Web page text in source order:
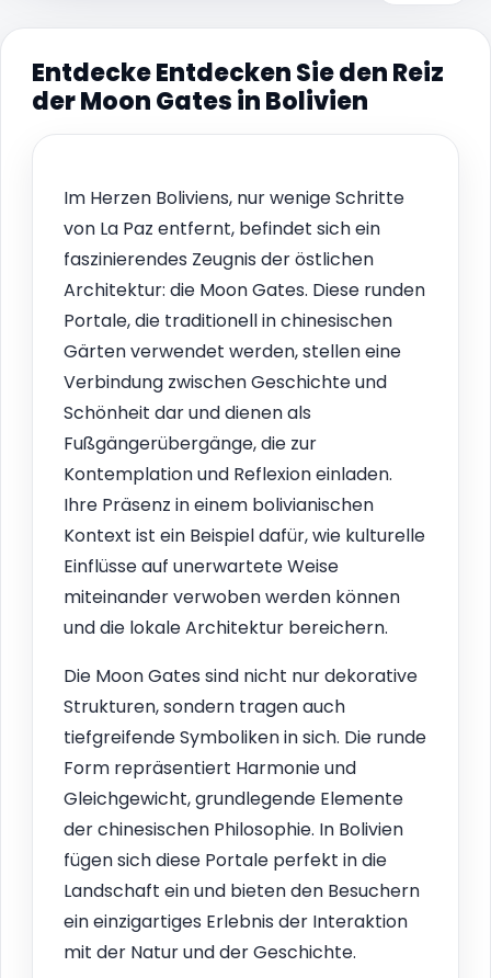
Entdecke Entdecken Sie den Reiz
der Moon Gates in Bolivien
Im Herzen Boliviens, nur wenige Schritte
von La Paz entfernt, befindet sich ein
faszinierendes Zeugnis der östlichen
Architektur: die Moon Gates. Diese runden
Portale, die traditionell in chinesischen
Gärten verwendet werden, stellen eine
Verbindung zwischen Geschichte und
Schönheit dar und dienen als
Fußgängerübergänge, die zur
Kontemplation und Reflexion einladen.
Ihre Präsenz in einem bolivianischen
Kontext ist ein Beispiel dafür, wie kulturelle
Einflüsse auf unerwartete Weise
miteinander verwoben werden können
und die lokale Architektur bereichern.
Die Moon Gates sind nicht nur dekorative
Strukturen, sondern tragen auch
tiefgreifende Symboliken in sich. Die runde
Form repräsentiert Harmonie und
Gleichgewicht, grundlegende Elemente
der chinesischen Philosophie. In Bolivien
fügen sich diese Portale perfekt in die
Landschaft ein und bieten den Besuchern
ein einzigartiges Erlebnis der Interaktion
mit der Natur und der Geschichte.